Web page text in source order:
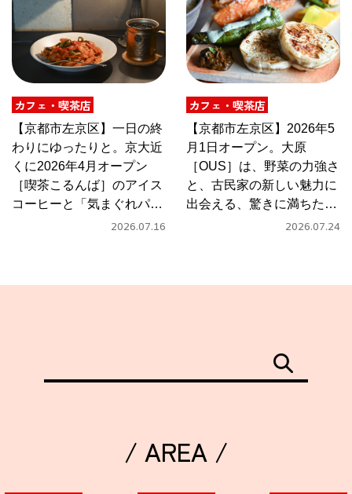
カフェ・喫茶店
【京都市左京区】一日の終
わりにゆったりと。京大近
くに2026年4月オープン
［喫茶こるんば］のアイス
コーヒーと「気まぐれパス
2026.07.16
カフェ・喫茶店
【京都市左京区】2026年5
月1日オープン。大原
［OUS］は、野菜の力強さ
と、古民家の新しい魅力に
出会える、驚きに満ちたカ
2026.07.24
/ AREA /